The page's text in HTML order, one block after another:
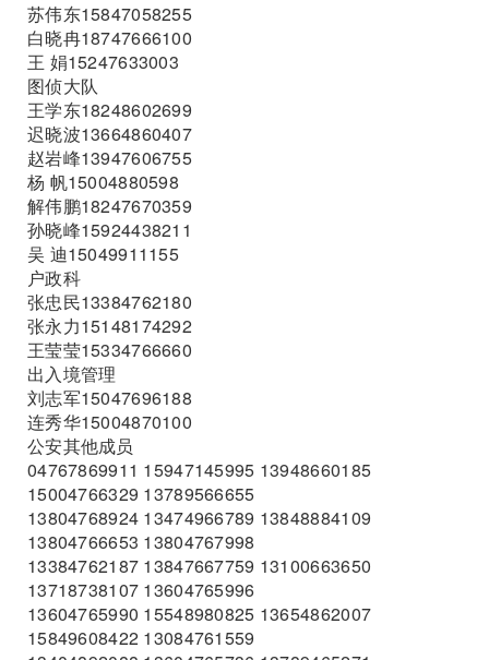
苏伟东15847058255
白晓冉18747666100
王 娟15247633003
图侦大队
王学东18248602699
迟晓波13664860407
赵岩峰13947606755
杨 帆15004880598
解伟鹏18247670359
孙晓峰15924438211
吴 迪15049911155
户政科
张忠民13384762180
张永力15148174292
王莹莹15334766660
出入境管理
刘志军15047696188
连秀华15004870100
公安其他成员
04767869911 15947145995 13948660185
15004766329 13789566655
13804768924 13474966789 13848884109
13804766653 13804767998
13384762187 13847667759 13100663650
13718738107 13604765996
13604765990 15548980825 13654862007
15849608422 13084761559